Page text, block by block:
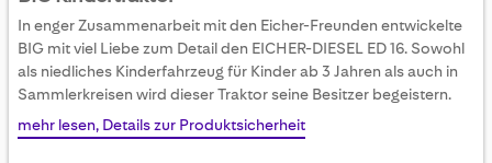
of
the
images
gallery
In enger Zusammenarbeit mit den Eicher-Freunden entwickelte
BIG mit viel Liebe zum Detail den EICHER-DIESEL ED 16. Sowohl
als niedliches Kinderfahrzeug für Kinder ab 3 Jahren als auch in
Sammlerkreisen wird dieser Traktor seine Besitzer begeistern.
mehr lesen, Details zur Produktsicherheit